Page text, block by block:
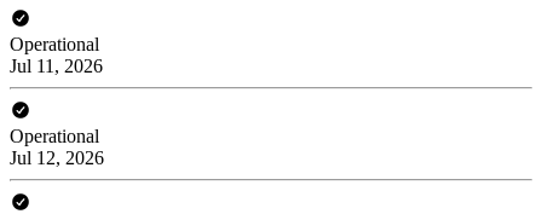
Operational
Jul 11, 2026
Operational
Jul 12, 2026